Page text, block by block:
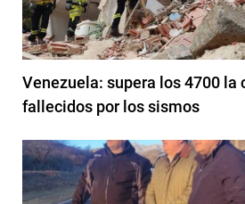
Venezuela: supera los 4700 la
fallecidos por los sismos